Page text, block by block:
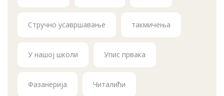
Стручно усавршавање такмичења
У нашој школи Упис првака
Фазанерија Читалићи